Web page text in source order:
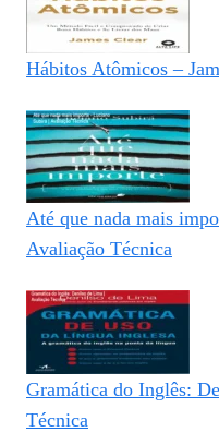
Hábitos Atômicos –
Até que nada mais
Avaliação Técnica
Gramática do Inglês:
Técnica